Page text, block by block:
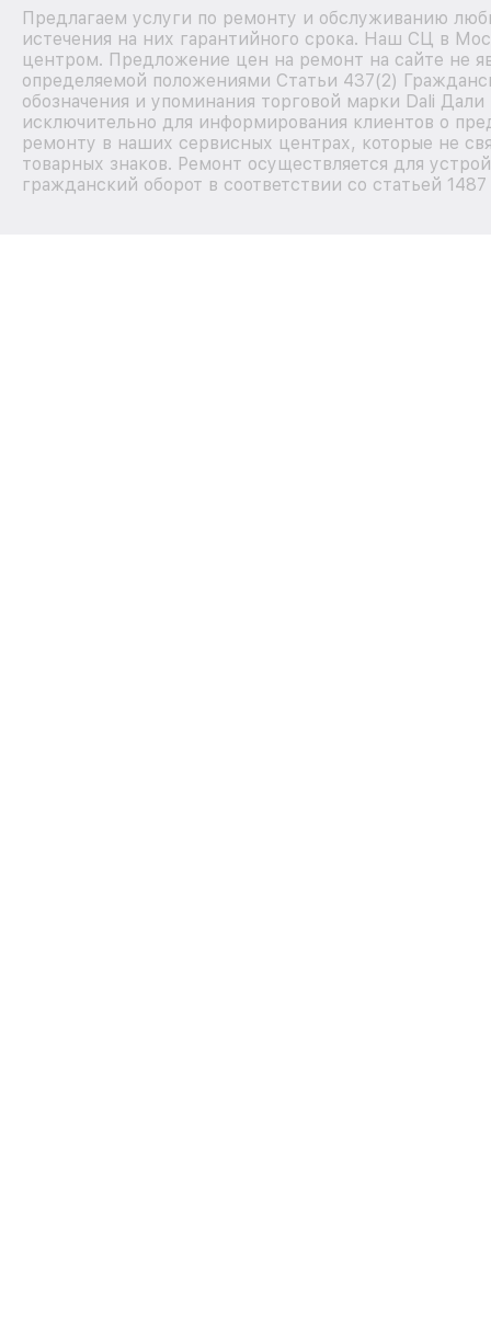
Предлагаем услуги по ремонту и обслуживанию
истечения на них гарантийного срока. Наш СЦ в
центром. Предложение цен на ремонт на сайте не
определяемой положениями Статьи 437(2)
обозначения и упоминания торговой марки Dali
исключительно для информирования клиентов о
ремонту в наших сервисных центрах, которые не
товарных знаков. Ремонт осуществляется для
гражданский оборот в соответствии со статьей